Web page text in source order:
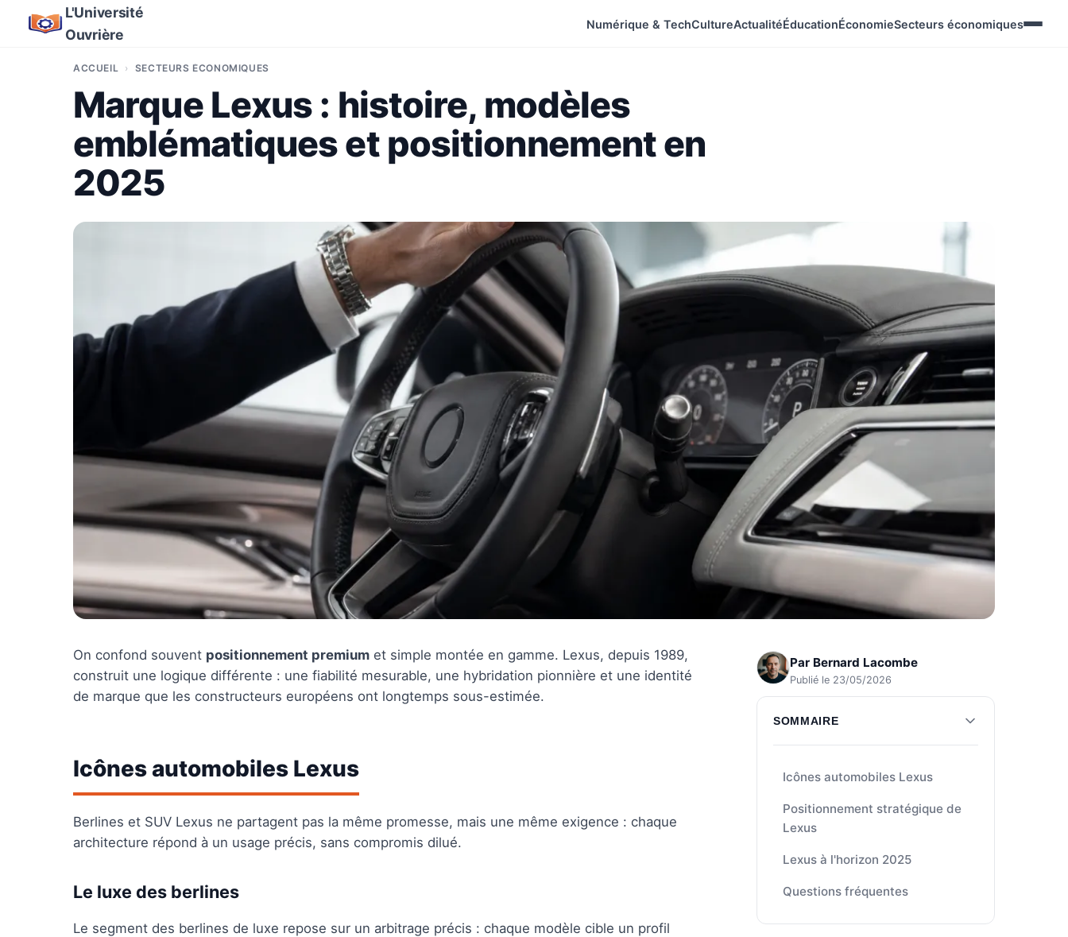
L'Université
Ouvrière
Numérique & TechCultureActualitéÉducationÉconomieSecteurs économiques
ACCUEIL SECTEURS ÉCONOMIQUES
Marque Lexus : histoire, modèles
emblématiques et positionnement en
2025
Par Bernard Lacombe
Publié le 23/05/2026
SOMMAIRE
Icônes automobiles Lexus
Positionnement stratégique de
Lexus
Lexus à l'horizon 2025
Questions fréquentes
On confond souvent positionnement premium et simple montée en gamme. Lexus, depuis 1989,
construit une logique différente : une fiabilité mesurable, une hybridation pionnière et une identité
de marque que les constructeurs européens ont longtemps sous-estimée.
Icônes automobiles Lexus
Berlines et SUV Lexus ne partagent pas la même promesse, mais une même exigence : chaque
architecture répond à un usage précis, sans compromis dilué.
Le luxe des berlines
Le segment des berlines de luxe repose sur un arbitrage précis : chaque modèle cible un profil